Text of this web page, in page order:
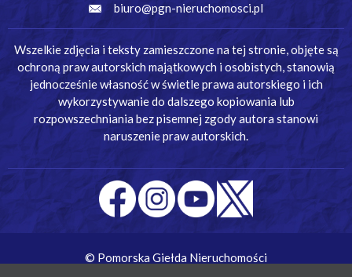
biuro@pgn-nieruchomosci.pl
Wszelkie zdjęcia i teksty zamieszczone na tej stronie, objęte są
ochroną praw autorskich majątkowych i osobistych, stanowią
jednocześnie własność w świetle prawa autorskiego i ich
wykorzystywanie do dalszego kopiowania lub
rozpowszechniania bez pisemnej zgody autora stanowi
naruszenie praw autorskich.
© Pomorska Giełda Nieruchomości